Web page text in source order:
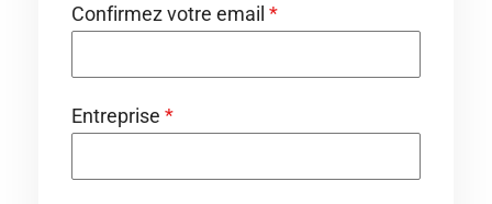
Confirmez votre email *
Entreprise *